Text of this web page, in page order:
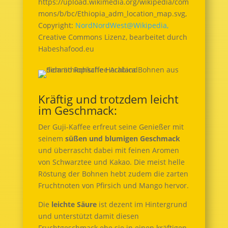
mons/b/bc/Ethiopia_adm_location_map.svg,
Copyright: NordNordWest@Wikipedia,
Creative Commons Lizenz, bearbeitet durch
Habeshafood.eu
Kräftig und trotzdem leicht
im Geschmack:
Der Guji-Kaffee erfreut seine Genießer mit
seinem süßen und blumigen Geschmack
und überrascht dabei mit feinen Aromen
von Schwarztee und Kakao. Die meist helle
Röstung der Bohnen hebt zudem die zarten
Fruchtnoten von Pfirsich und Mango hervor.
Die leichte Säureist dezent im Hintergrund
und unterstützt damit diesen